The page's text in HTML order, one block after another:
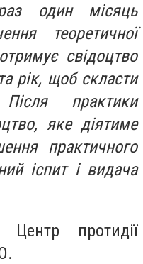
один місяць
теоретичної
свідоцтво
рік, щоб скласти
практики
яке діятиме
практичного
іспит і видача
протидії